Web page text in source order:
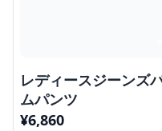
レディースジーンズ
ムパンツ
¥6,860